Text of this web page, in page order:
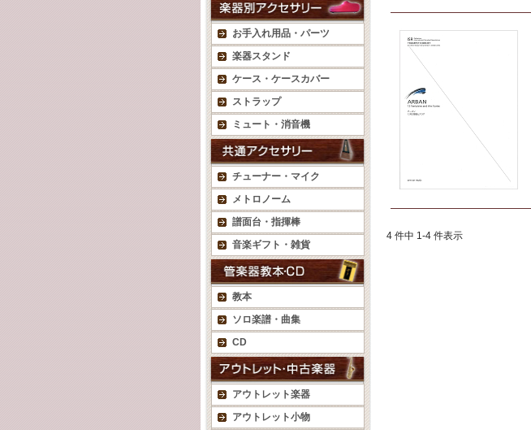
お手入れ用品・パーツ
楽器スタンド
ケース・ケースカバー
ストラップ
ミュート・消音機
チューナー・マイク
メトロノーム
譜面台・指揮棒
音楽ギフト・雑貨
教本
ソロ楽譜・曲集
CD
アウトレット楽器
アウトレット小物
4 件中 1-4 件表示